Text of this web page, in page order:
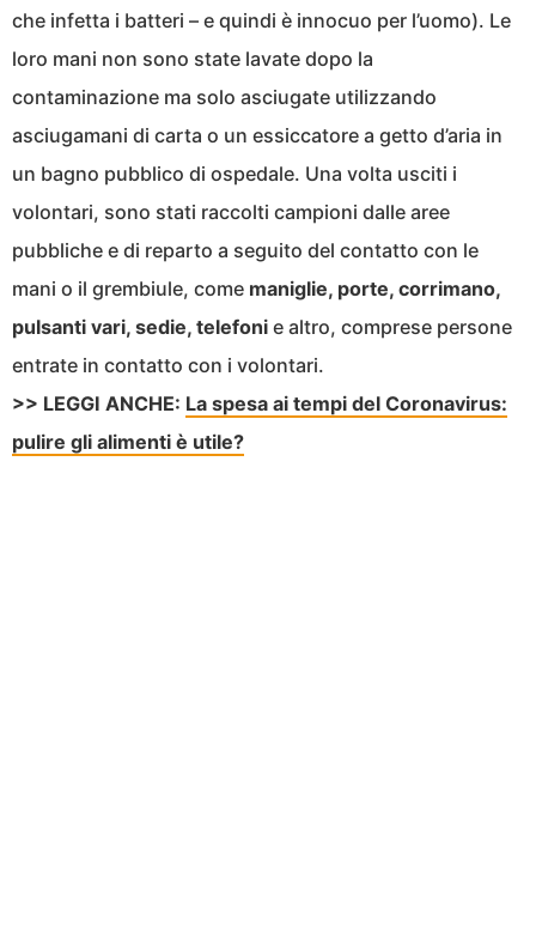
che infetta i batteri – e quindi è innocuo per l’uomo). Le
loro mani non sono state lavate dopo la
contaminazione ma solo asciugate utilizzando
asciugamani di carta o un essiccatore a getto d’aria in
un bagno pubblico di ospedale. Una volta usciti i
volontari, sono stati raccolti campioni dalle aree
pubbliche e di reparto a seguito del contatto con le
mani o il grembiule, come maniglie, porte, corrimano,
pulsanti vari, sedie, telefoni e altro, comprese persone
entrate in contatto con i volontari.
>> LEGGI ANCHE: La spesa ai tempi del Coronavirus:
pulire gli alimenti è utile?